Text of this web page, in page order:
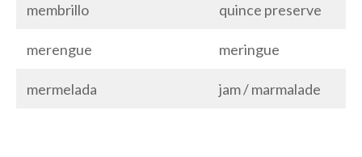
membrillo
quince preserve
merengue meringue
mermelada jam / marmalade